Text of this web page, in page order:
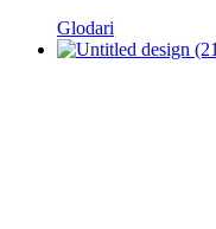
Glodari